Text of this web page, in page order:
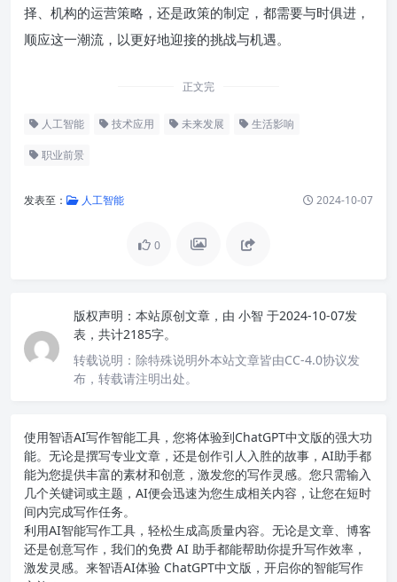
择、机构的运营策略，还是政策的制定，都需要与时俱进，
顺应这一潮流，以更好地迎接的挑战与机遇。
正文完
人工智能 技术应用 未来发展 生活影响
职业前景
发表至： 人工智能 2024-10-07
0
版权声明： 本站原创文章，由 小智 于2024-10-07发
表，共计2185字。
转载说明： 除特殊说明外本站文章皆由CC-4.0协议发
布，转载请注明出处。
使用智语AI写作智能工具，您将体验到ChatGPT中文版的强大功
能。无论是撰写专业文章，还是创作引人入胜的故事，AI助手都
能为您提供丰富的素材和创意，激发您的写作灵感。您只需输入
几个关键词或主题，AI便会迅速为您生成相关内容，让您在短时
间内完成写作任务。
利用AI智能写作工具，轻松生成高质量内容。无论是文章、博客
还是创意写作，我们的免费 AI 助手都能帮助你提升写作效率，
激发灵感。来智语AI体验 ChatGPT中文版 ，开启你的智能写作